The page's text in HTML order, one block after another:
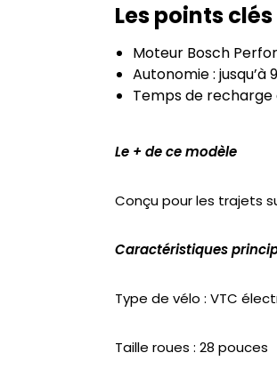
Les points clés
Moteur Bosch
Autonomie :
Temps de recharge
Le + de ce modèle
Conçu pour les trajets
Caractéristiques
Type de vélo : VTC
Taille roues : 28 pouces